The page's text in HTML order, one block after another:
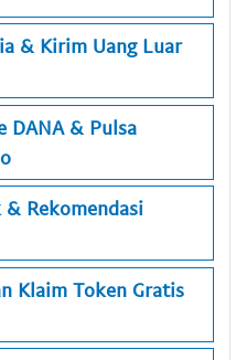
& Kirim Uang Luar
DANA & Pulsa
Rekomendasi
Klaim Token Gratis